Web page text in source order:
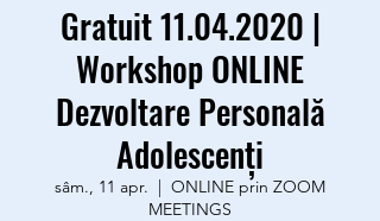
Gratuit 11.04.2020 |
Workshop ONLINE
Dezvoltare Personală
Adolescenţi
sâm., 11 apr.
  |
ONLINE prin ZOOM
MEETINGS